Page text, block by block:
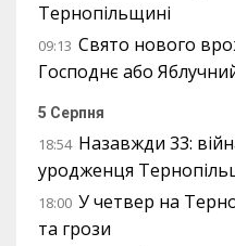
Тернопільщині
09:13 Свято нового
Господнє або
5 Серпня
18:54 Назавжди 33:
уродженця
18:00 У четвер на
та грози